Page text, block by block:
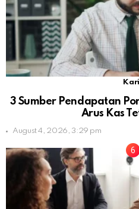
3 Sumber Pendapatan
Arus Kas
August 4, 2026, 3:29 pm